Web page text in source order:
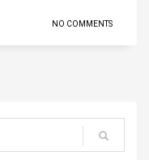
NO COMMENTS